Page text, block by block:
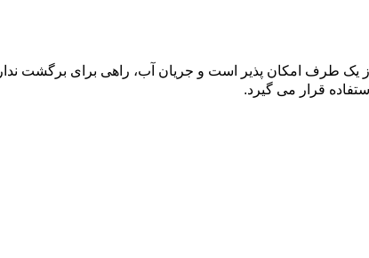
یک طرف امکان پذیر است و جریان آب، راهی برای برگشت
قرار می گیرد.